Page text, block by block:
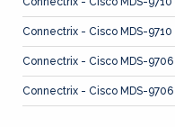
Connectrix - Cisco MDS-9710
Connectrix - Cisco MDS-9706
Connectrix - Cisco MDS-9706